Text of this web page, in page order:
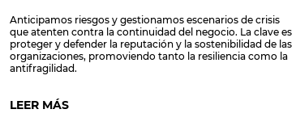
Anticipamos riesgos y gestionamos escenarios de crisis
que atenten contra la continuidad del negocio. La clave es
proteger y defender la reputación y la sostenibilidad de las
organizaciones, promoviendo tanto la resiliencia como la
antifragilidad.
LEER MÁS